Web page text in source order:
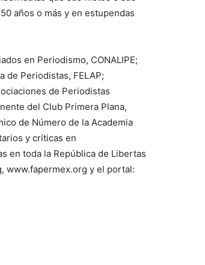
años o más y en estupendas
en Periodismo, CONALIPE;
de Periodistas, FELAP;
de Periodistas
del Club Primera Plana,
de Número de la Academia
y críticas en
en toda la República de Libertas
www.fapermex.org y el portal: